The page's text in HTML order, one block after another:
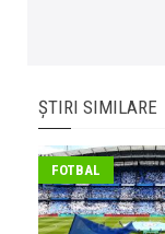
ȘTIRI SIMILARE
FOTBAL